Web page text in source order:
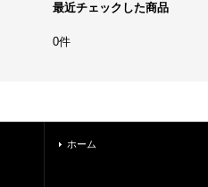
最近チェックした商品
0件
ホーム